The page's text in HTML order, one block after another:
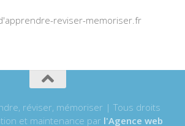
reviser-memoriser.fr
réviser, mémoriser | Tous droits
et maintenance par l'Agence web